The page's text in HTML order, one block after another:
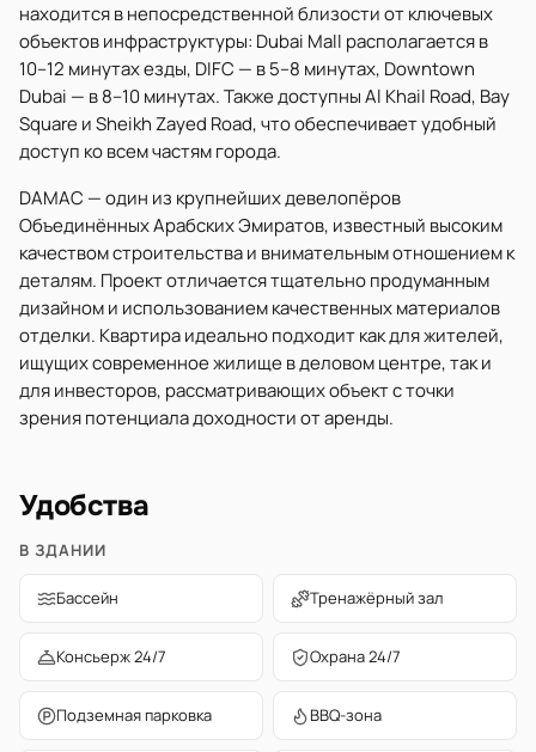
находится в непосредственной близости от ключевых
объектов инфраструктуры: Dubai Mall располагается в
10–12 минутах езды, DIFC — в 5–8 минутах, Downtown
Dubai — в 8–10 минутах. Также доступны Al Khail Road, Bay
Square и Sheikh Zayed Road, что обеспечивает удобный
доступ ко всем частям города.
DAMAC — один из крупнейших девелопёров
Объединённых Арабских Эмиратов, известный высоким
качеством строительства и внимательным отношением к
деталям. Проект отличается тщательно продуманным
дизайном и использованием качественных материалов
отделки. Квартира идеально подходит как для жителей,
ищущих современное жилище в деловом центре, так и
для инвесторов, рассматривающих объект с точки
зрения потенциала доходности от аренды.
Удобства
В ЗДАНИИ
Бассейн Тренажёрный зал
Консьерж 24/7 Охрана 24/7
Подземная парковка BBQ-зона